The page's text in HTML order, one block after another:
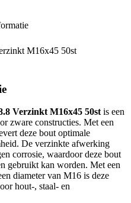
M16x45 50st
Verzinkt M16x45 50st is een
zware constructies. Met een
deze bout optimale
De verzinkte afwerking
corrosie, waardoor deze bout
gebruikt kan worden. Met een
diameter van M16 is deze
hout-, staal- en